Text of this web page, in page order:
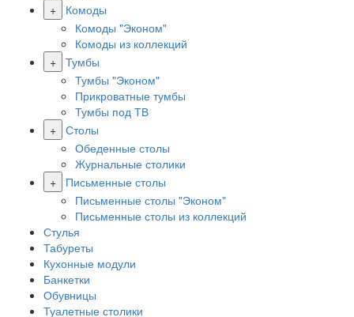
+
Комоды
Комоды "Эконом"
Комоды из коллекций
+ Тумбы
Тумбы "Эконом"
Прикроватные тумбы
Тумбы под ТВ
+ Столы
Обеденные столы
Журнальные столики
+
Письменные столы
Письменные столы "Эконом"
Письменные столы из коллекций
Стулья
Табуреты
Кухонные модули
Банкетки
Обувницы
Туалетные столики